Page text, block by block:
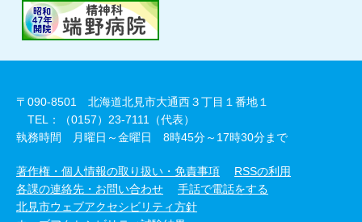
〒090-8501 北海道北見市大通西３丁目１番地１
TEL：（0157）23-7111（代表）
執務時間 月曜日～金曜日 8時45分～17時30分まで
著作権・個人情報の取り扱い・免責事項
RSSの利用
各課の連絡先・お問い合わせ
手話で電話をする
北見市ウェブアクセシビリティ方針